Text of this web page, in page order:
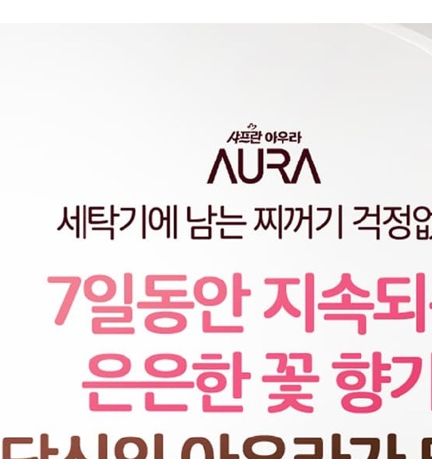
이벤트 대상상품 1만원 이상 구매시, 아우라 퍼퓸캡슐 (70ml)
· 본 이벤트는 한정 수량으로 진행되며, 증정상품 재고 소진 시 조기 종료될 수 있습니다.
· 구매 전, 주문서 화면 상단의 주문 상품 영역에서 증정상품이 표시될 경우 증정상품이
등으로 증정상품이 제공되지 않을 경우 해당 영역에서 증정상품이 표시되지 않습니다.
· 구매 후, 주문내역 화면 내에 증정상품이 표시되면 증정상품이 제공되며, 재고 소진 등
되지 않을 경우 해당 영역에서 증정상품이 표시되지 않습니다.